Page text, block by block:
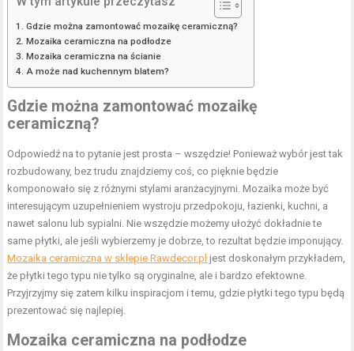
Gdzie można zamontować mozaikę ceramiczną?
Mozaika ceramiczna na podłodze
Mozaika ceramiczna na ścianie
A może nad kuchennym blatem?
Gdzie można zamontować mozaikę
ceramiczną?
Odpowiedź na to pytanie jest prosta – wszędzie! Ponieważ wybór jest tak
rozbudowany, bez trudu znajdziemy coś, co pięknie będzie
komponowało się z różnymi stylami aranżacyjnymi. Mozaika może być
interesującym uzupełnieniem wystroju przedpokoju, łazienki, kuchni, a
nawet salonu lub sypialni. Nie wszędzie możemy ułożyć dokładnie te
same płytki, ale jeśli wybierzemy je dobrze, to rezultat będzie imponujący.
Mozaika ceramiczna w sklepie Rawdecor.pl jest doskonałym przykładem,
że płytki tego typu nie tylko są oryginalne, ale i bardzo efektowne.
Przyjrzyjmy się zatem kilku inspiracjom i temu, gdzie płytki tego typu będą
prezentować się najlepiej.
Mozaika ceramiczna na podłodze